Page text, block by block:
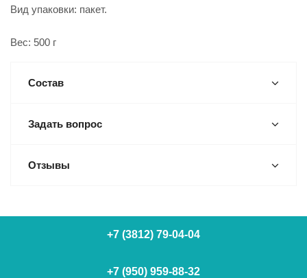
Вид упаковки: пакет.
Вес: 500 г
Состав
Задать вопрос
Отзывы
+7 (3812) 79-04-04
+7 (950) 959-88-32